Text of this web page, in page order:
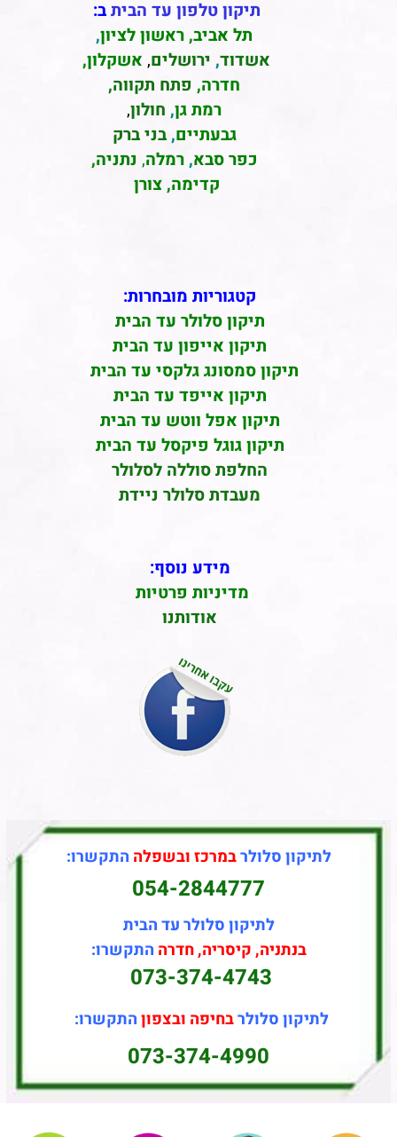
תיקון טלפון עד הביתב:
תל אביב, ראשון לציון,
אשדוד, ירושלים, אשקלון,
חדרה, פתח תקווה,
רמת גן, חולון,
גבעתיים,בני ברק
כפר סבא,רמלה, נתניה,
קדימה, צורן
קטגוריות מובחרות:
תיקון סלולר עד הבית
תיקון אייפון עד הבית
תיקון סמסונג גלקסי עד הבית
תיקון אייפד עד הבית
תיקון אפל ווטש עד הבית
תיקון גוגל פיקסל עד הבית
החלפת סוללה לסלולר
מעבדת סלולר ניידת
מידע נוסף:
מדיניות פרטיות
אודותנו
לתיקון סלולרבמרכז ובשפלה התקשרו:
054-2844777
לתיקון סלולר עד הבית
בנתניה, קיסריה, חדרה התקשרו:
073-374-4743
לתיקון סלולרבחיפה ובצפוןהתקשרו:
073-374-4990